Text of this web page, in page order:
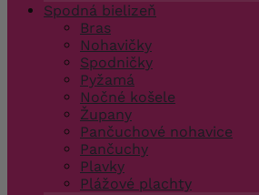
Spodná bielizeň
Bras
Nohavičky
Spodničky
Pyžamá
Nočné košele
Župany
Pančuchové nohavice
Pančuchy
Plavky
Plážové plachty